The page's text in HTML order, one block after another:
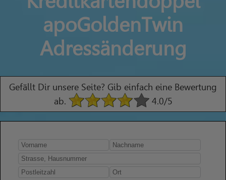
apoGoldenTwin
Adressänderung
Gefällt Dir unsere Seite? Gib einfach eine Bewertung
ab.
4.0/5